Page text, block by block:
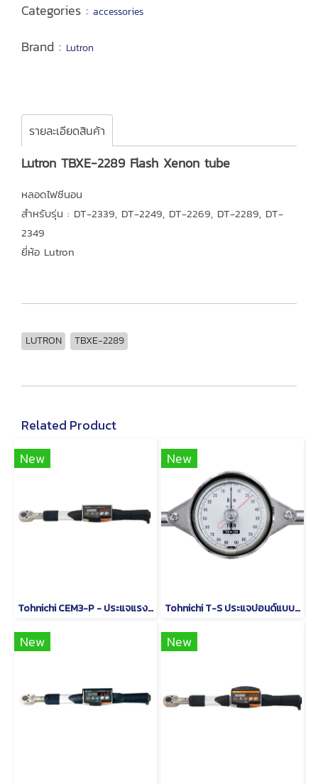
Categories : accessories
Brand : Lutron
รายละเอียดสินค้า
Lutron TBXE-2289 Flash Xenon tube
หลอดไฟซีนอน
สำหรับรุ่น : DT-2339, DT-2249, DT-2269, DT-2289, DT-
2349
ยี่ห้อ Lutron
LUTRON TBXE-2289
Related Product
New
Tohnichi CEM3-P - ประแจแรงบิดดิจิตอลชนิดหัวเปลี่ยนได้
New
Tohnichi T-S ประแจปอนด์แบบหน้าปัดชนิดด้ามจับรูปตัว T
New New